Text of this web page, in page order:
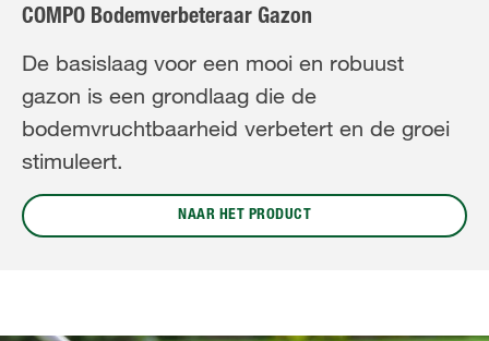
COMPO Bodemverbeteraar Gazon
De basislaag voor een mooi en robuust
gazon is een grondlaag die de
bodemvruchtbaarheid verbetert en de groei
stimuleert.
NAAR HET PRODUCT